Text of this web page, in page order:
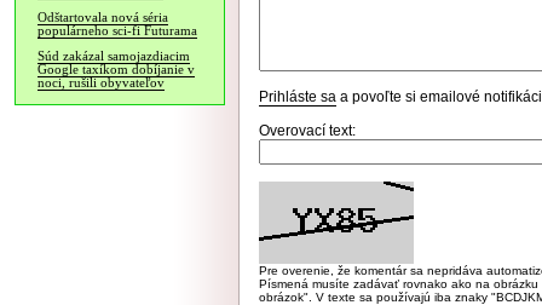
Odštartovala nová séria
populárneho sci-fi Futurama
Súd zakázal samojazdiacim
Google taxíkom dobíjanie v
noci, rušili obyvateľov
Prihláste sa a povoľte si emailové
Overovací text:
Pre overenie, že komentár sa nepridáva
Písmená musíte zadávať rovnako ako na
obrázok". V texte sa používajú iba znaky